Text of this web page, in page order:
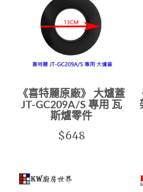
《喜特麗原廠》 大爐蓋
JT-GC209A/S 專用 瓦
斯爐零件
$648